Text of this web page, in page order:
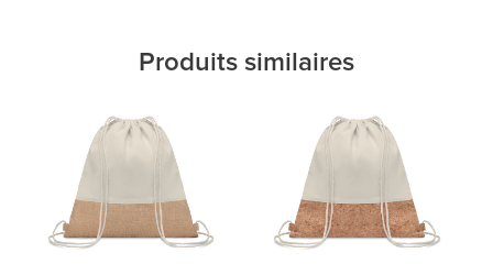
Produits similaires